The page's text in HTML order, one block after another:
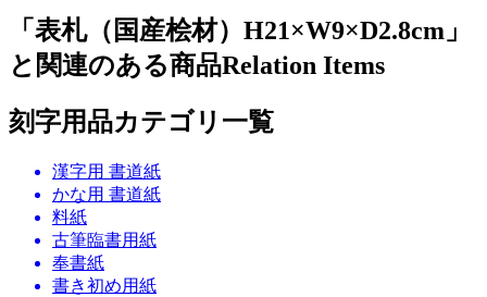
「表札（国産桧材）H21×W9×D2.8cm」
と関連のある商品Relation Items
刻字用品カテゴリ一覧
漢字用 書道紙
かな用 書道紙
料紙
古筆臨書用紙
奉書紙
書き初め用紙